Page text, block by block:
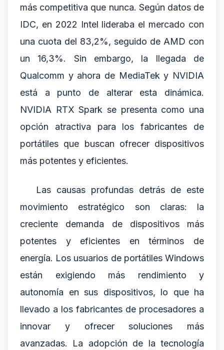
más competitiva que nunca. Según datos de
IDC, en 2022 Intel lideraba el mercado con
una cuota del 83,2%, seguido de AMD con
un 16,3%. Sin embargo, la llegada de
Qualcomm y ahora de MediaTek y NVIDIA
está a punto de alterar esta dinámica.
NVIDIA RTX Spark se presenta como una
opción atractiva para los fabricantes de
portátiles que buscan ofrecer dispositivos
más potentes y eficientes.
Las causas profundas detrás de este
movimiento estratégico son claras: la
creciente demanda de dispositivos más
potentes y eficientes en términos de
energía. Los usuarios de portátiles Windows
están exigiendo más rendimiento y
autonomía en sus dispositivos, lo que ha
llevado a los fabricantes de procesadores a
innovar y ofrecer soluciones más
avanzadas. La adopción de la tecnología